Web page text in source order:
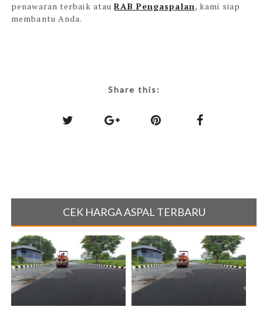
penawaran terbaik atauRAB Pengaspalan, kami siap
membantu Anda.
Share this:
CEK HARGA ASPAL TERBARU